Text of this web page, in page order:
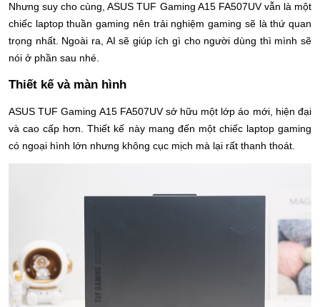
Nhưng suy cho cùng, ASUS TUF Gaming A15 FA507UV vẫn là một
chiếc laptop thuần gaming nên trải nghiệm gaming sẽ là thứ quan
trọng nhất. Ngoài ra, AI sẽ giúp ích gì cho người dùng thì mình sẽ
nói ở phần sau nhé.
Thiết kế và màn hình
ASUS TUF Gaming A15 FA507UV sở hữu một lớp áo mới, hiện đại
và cao cấp hơn. Thiết kế này mang đến một chiếc laptop gaming
có ngoại hình lớn nhưng không cục mịch mà lại rất thanh thoát.